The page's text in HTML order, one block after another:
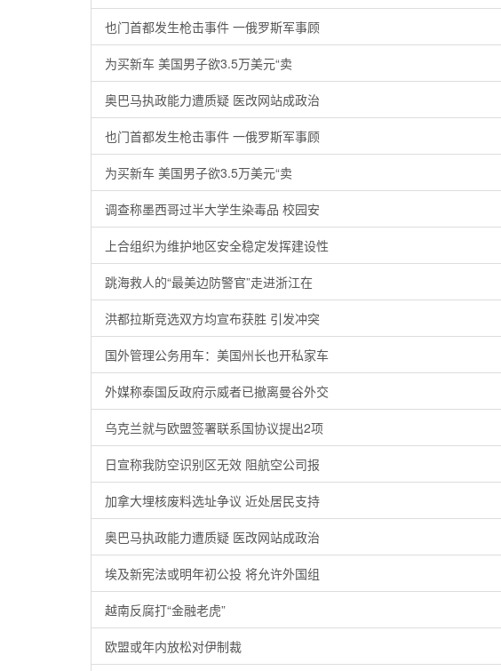
也门首都发生枪击事件 一俄罗斯军事顾
为买新车 美国男子欲3.5万美元“卖
奥巴马执政能力遭质疑 医改网站成政治
也门首都发生枪击事件 一俄罗斯军事顾
为买新车 美国男子欲3.5万美元“卖
调查称墨西哥过半大学生染毒品 校园安
上合组织为维护地区安全稳定发挥建设性
跳海救人的“最美边防警官”走进浙江在
洪都拉斯竞选双方均宣布获胜 引发冲突
国外管理公务用车：美国州长也开私家车
外媒称泰国反政府示威者已撤离曼谷外交
乌克兰就与欧盟签署联系国协议提出2项
日宣称我防空识别区无效 阻航空公司报
加拿大埋核废料选址争议 近处居民支持
奥巴马执政能力遭质疑 医改网站成政治
埃及新宪法或明年初公投 将允许外国组
越南反腐打“金融老虎”
欧盟或年内放松对伊制裁